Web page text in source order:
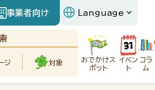
事業者向け
ジ 対象
おでかけス
ポット
イベン
ト
コラ
ム